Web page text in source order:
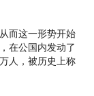
而这一形势开始
在公国内发动了
人，被历史上称